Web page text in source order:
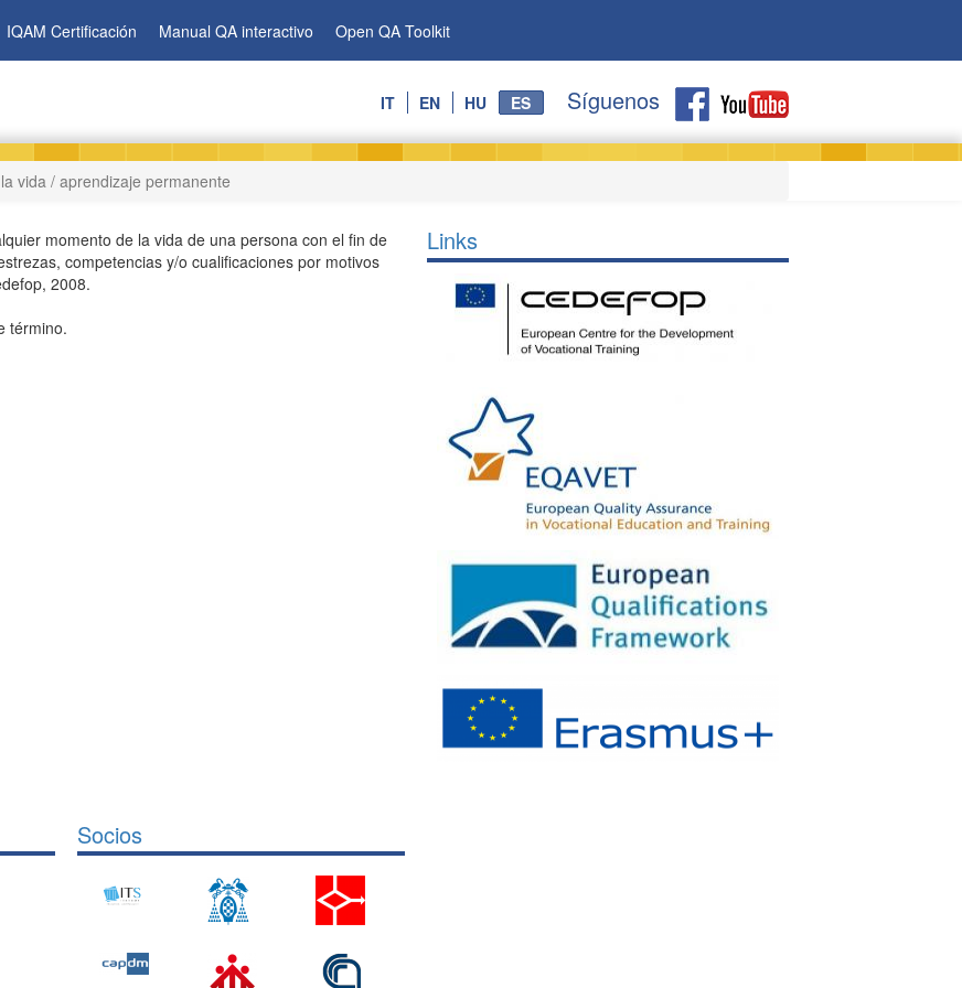
IQAM Certificación Manual QA interactivo Open QA Toolkit
IT EN HU ES Síguenos
vida / aprendizaje permanente
momento de la vida de una persona con el fin de
competencias y/o cualificaciones por motivos
2008.
término.
Links
Socios